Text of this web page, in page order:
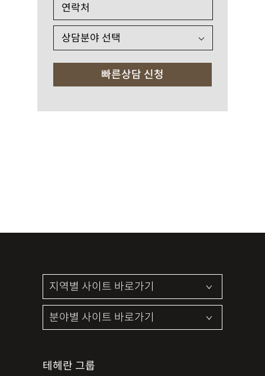
테헤란 그룹